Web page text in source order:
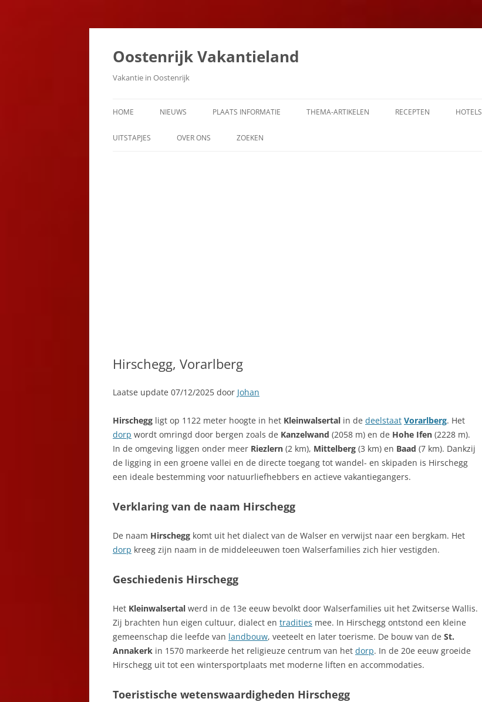
Ga
inhoud
Oostenrijk Vakantieland
Vakantie in Oostenrijk
HOME NIEUWS PLAATS INFORMATIE THEMA-ARTIKELEN RECEPTEN HOTELS
UITSTAPJES OVER ONS ZOEKEN
Hirschegg, Vorarlberg
Laatse update 07/12/2025 door Johan
Hirschegg ligt op 1122 meter hoogte in het Kleinwalsertal in de deelstaat Vorarlberg. Het
dorp wordt omringd door bergen zoals de Kanzelwand (2058 m) en de Hohe Ifen (2228 m).
In de omgeving liggen onder meer Riezlern (2 km), Mittelberg (3 km) en Baad (7 km). Dankzij
de ligging in een groene vallei en de directe toegang tot wandel- en skipaden is Hirschegg
een ideale bestemming voor natuurliefhebbers en actieve vakantiegangers.
Verklaring van de naam Hirschegg
De naam Hirschegg komt uit het dialect van de Walser en verwijst naar een bergkam. Het
dorp kreeg zijn naam in de middeleeuwen toen Walserfamilies zich hier vestigden.
Geschiedenis Hirschegg
Het Kleinwalsertal werd in de 13e eeuw bevolkt door Walserfamilies uit het Zwitserse Wallis.
Zij brachten hun eigen cultuur, dialect en tradities mee. In Hirschegg ontstond een kleine
gemeenschap die leefde van landbouw, veeteelt en later toerisme. De bouw van de St.
Annakerk in 1570 markeerde het religieuze centrum van het dorp. In de 20e eeuw groeide
Hirschegg uit tot een wintersportplaats met moderne liften en accommodaties.
Toeristische wetenswaardigheden Hirschegg